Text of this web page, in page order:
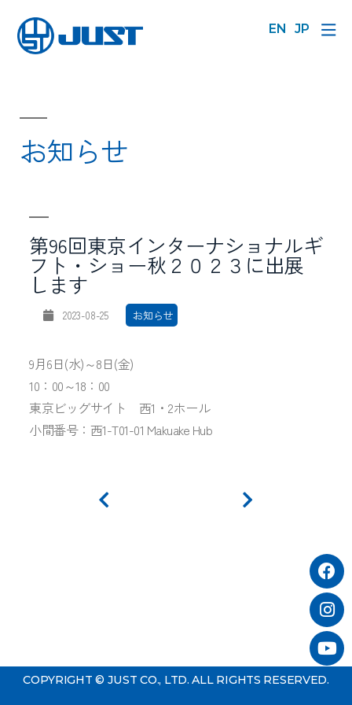
EN JP
お知らせ
第96回東京インターナショナルギ
フト・ショー秋２０２３に出展
します
2023-08-25 ‎ お知らせ
9月6日(水)～8日(金)
10：00～18：00
東京ビッグサイト 西1・2ホール
小間番号：西1-T01-01 Makuake Hub
COPYRIGHT © JUST CO., LTD. ALL RIGHTS RESERVED.